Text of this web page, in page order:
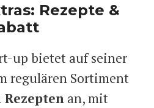
Rezepte &
up bietet auf seiner
regulären Sortiment
an, mit